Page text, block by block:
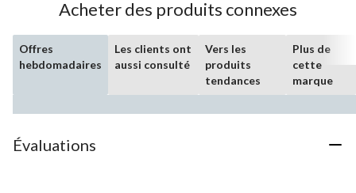
Acheter des produits connexes
Offres
hebdomadaires
Les clients ont
aussi consulté
Vers les
produits
tendances
Plus de
cette
marque
Évaluations